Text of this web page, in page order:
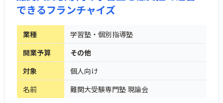
できるフランチャイズ
業種
学習塾・個別指導塾
開業予算
その他
対象
個人向け
名前
難関大受験専門塾 現論会